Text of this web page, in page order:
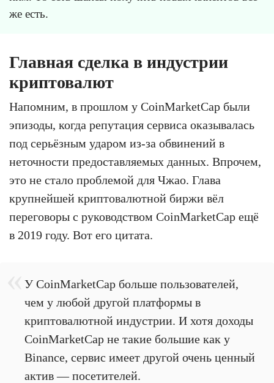
же есть.
Главная сделка в индустрии
криптовалют
Напомним, в прошлом у CoinMarketCap были
эпизоды, когда репутация сервиса оказывалась
под серьёзным ударом из-за обвинений в
неточности предоставляемых данных. Впрочем,
это не стало проблемой для Чжао. Глава
крупнейшей криптовалютной биржи вёл
переговоры с руководством CoinMarketCap ещё
в 2019 году. Вот его цитата.
У CoinMarketCap больше пользователей,
чем у любой другой платформы в
криптовалютной индустрии. И хотя доходы
CoinMarketCap не такие большие как у
Binance, сервис имеет другой очень ценный
актив — посетителей.